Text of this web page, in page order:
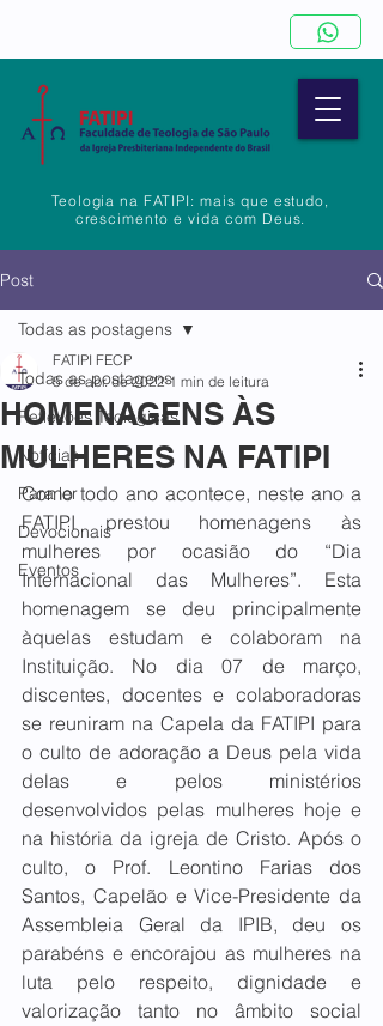
Teologia na FATIPI: mais que estudo,
crescimento e vida com Deus.
Post
Todas as postagens
Reflexões Teológicas
Notícias
Para ler
Devocionais
Eventos
Todas as postagens
HOMENAGENS ÀS
MULHERES NA FATIPI
FATIPI FECP
5 de abr. de 2022 1 min de leitura
Como todo ano acontece, neste ano a
FATIPI prestou homenagens às
mulheres por ocasião do “Dia
Internacional das Mulheres”. Esta
homenagem se deu principalmente
àquelas estudam e colaboram na
Instituição. No dia 07 de março,
discentes, docentes e colaboradoras
se reuniram na Capela da FATIPI para
o culto de adoração a Deus pela vida
delas e pelos ministérios
desenvolvidos pelas mulheres hoje e
na história da igreja de Cristo. Após o
culto, o Prof. Leontino Farias dos
Santos, Capelão e Vice-Presidente da
Assembleia Geral da IPIB, deu os
parabéns e encorajou as mulheres na
luta pelo respeito, dignidade e
valorização tanto no âmbito social